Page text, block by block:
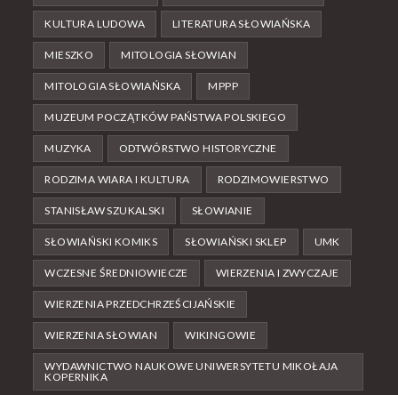
KULTURA LUDOWA LITERATURA SŁOWIAŃSKA
MIESZKO MITOLOGIA SŁOWIAN
MITOLOGIA SŁOWIAŃSKA MPPP
MUZEUM POCZĄTKÓW PAŃSTWA POLSKIEGO
MUZYKA ODTWÓRSTWO HISTORYCZNE
RODZIMA WIARA I KULTURA RODZIMOWIERSTWO
STANISŁAW SZUKALSKI SŁOWIANIE
SŁOWIAŃSKI KOMIKS SŁOWIAŃSKI SKLEP UMK
WCZESNE ŚREDNIOWIECZE WIERZENIA I ZWYCZAJE
WIERZENIA PRZEDCHRZEŚCIJAŃSKIE
WIERZENIA SŁOWIAN WIKINGOWIE
WYDAWNICTWO NAUKOWE UNIWERSYTETU MIKOŁAJA
KOPERNIKA